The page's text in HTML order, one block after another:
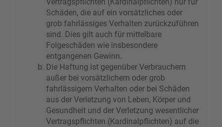
Schäden, die auf ein vorsätzliches oder
grob fahrlässiges Verhalten zurückzuführen
sind. Dies gilt auch für mittelbare
Folgeschäden wie insbesondere
entgangenen Gewinn.
Die Haftung ist gegenüber Verbrauchern
außer bei vorsätzlichem oder grob
fahrlässigem Verhalten oder bei Schäden
aus der Verletzung von Leben, Körper und
Gesundheit und der Verletzung wesentlicher
Vertragspflichten (Kardinalpflichten) auf die